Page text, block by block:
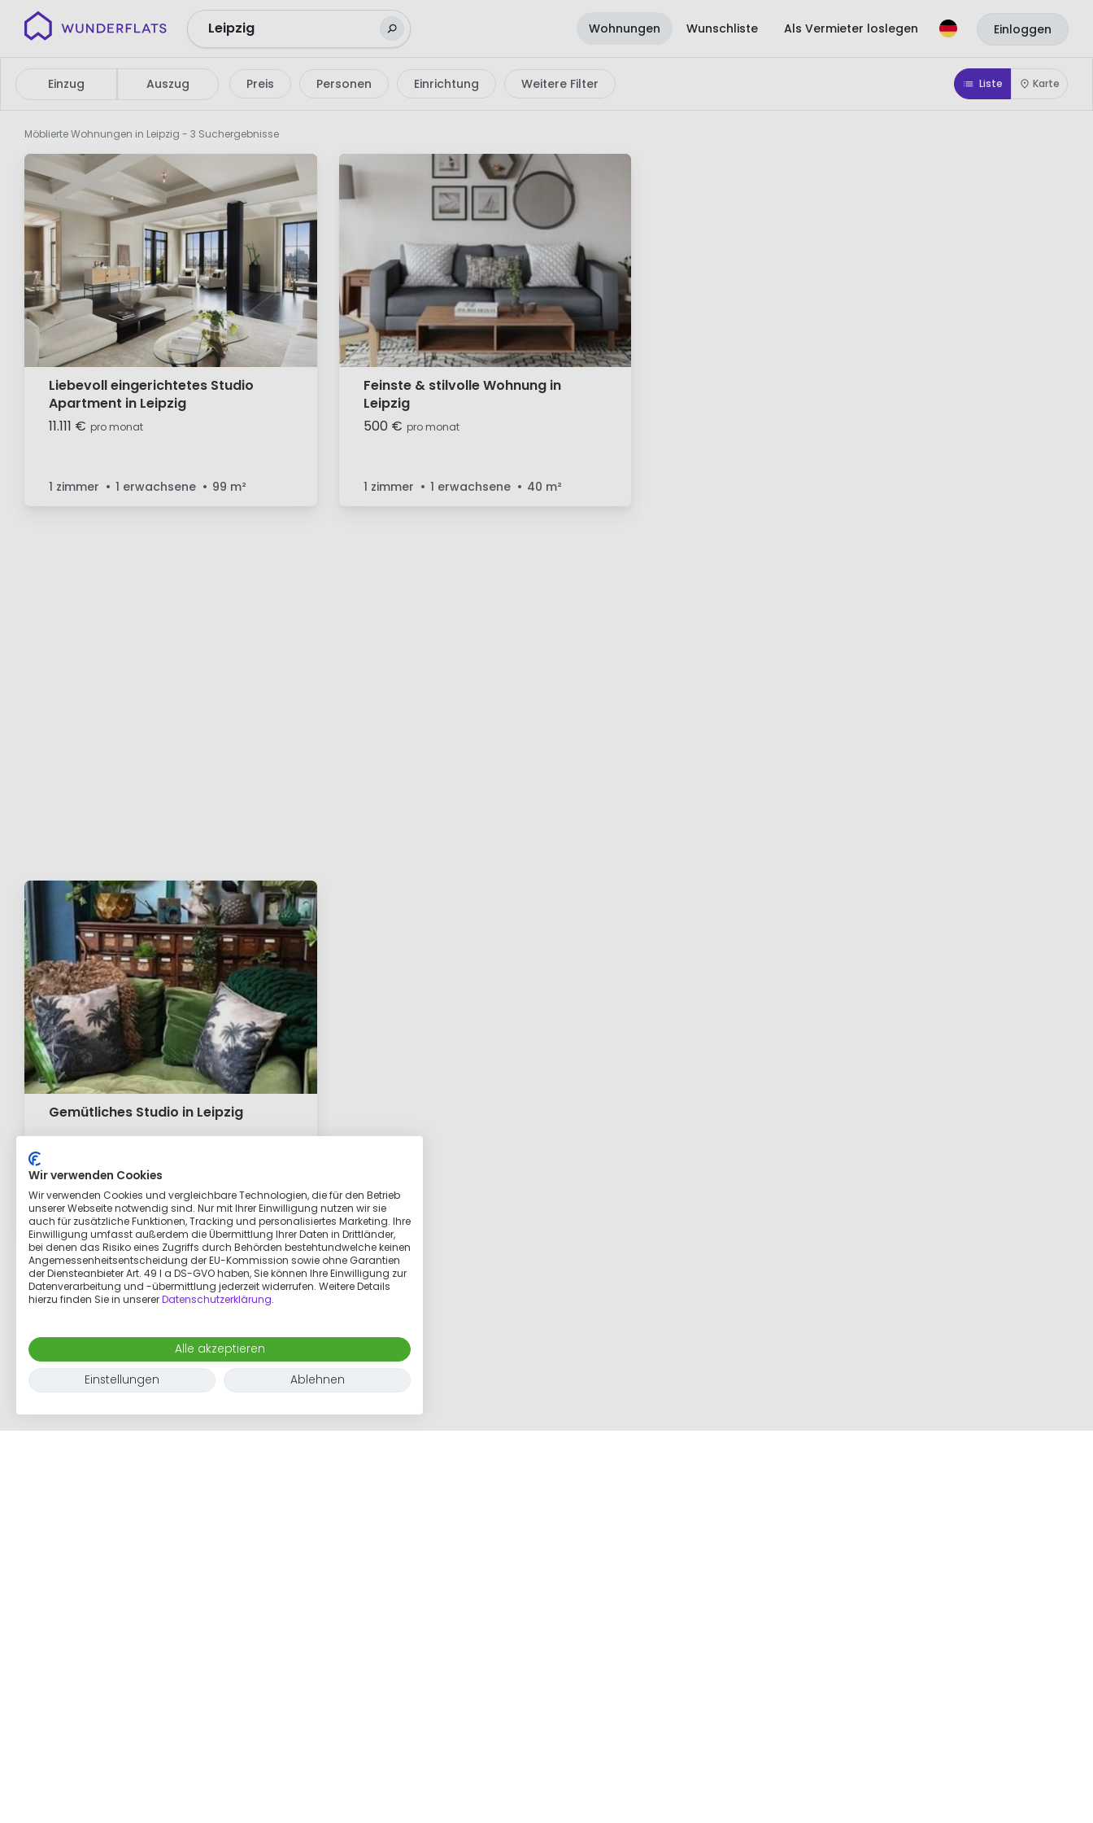
Wunderflats
Keine
Suchergebnisse
Wohnungen Wunschliste Als Vermieter loslegen Einloggen
Einzug Auszug Preis Personen Einrichtung Weitere Filter Liste Karte
Möblierte Wohnungen in Leipzig - 3 Suchergebnisse
Liebevoll eingerichtetes Studio
Apartment in Leipzig
11.111 € pro monat
1 zimmer 1 erwachsene 99 m²
Feinste & stilvolle Wohnung in
Leipzig
500 € pro monat
1 zimmer 1 erwachsene 40 m²
Gemütliches Studio in Leipzig
1 zimmer 4 erwachsene 444m²
Wir verwenden Cookies
Wir verwenden Cookies und vergleichbare Technologien, die für den Betrieb
unserer Webseite notwendig sind. Nur mit Ihrer Einwilligung nutzen wir sie
auch für zusätzliche Funktionen, Tracking und personalisiertes Marketing. Ihre
Einwilligung umfasst außerdem die Übermittlung Ihrer Daten in Drittländer,
bei denen das Risiko eines Zugriffs durch Behörden bestehtundwelche keinen
Angemessenheitsentscheidung der EU-Kommission sowie ohne Garantien
der Diensteanbieter Art. 49 I a DS-GVO haben, Sie können Ihre Einwilligung zur
Datenverarbeitung und -übermittlung jederzeit widerrufen. Weitere Details
hierzu finden Sie in unsererDatenschutzerklärung.
Alle akzeptieren
Einstellungen
Ablehnen